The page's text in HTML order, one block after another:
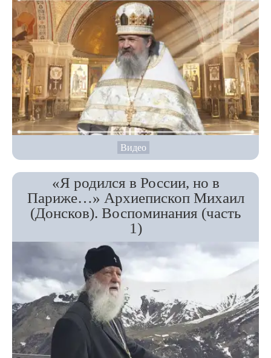
Видео
«Я родился в России, но в
Париже…» Архиепископ Михаил
(Донсков). Воспоминания (часть
1)